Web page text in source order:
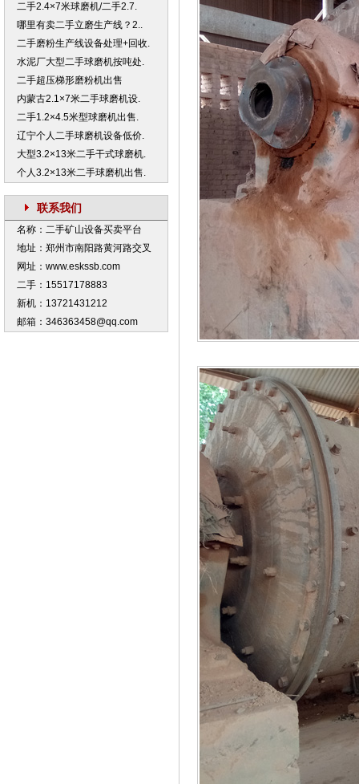
二手2.4×7米球磨机/二手2.7.
哪里有卖二手立磨生产线？2..
二手磨粉生产线设备处理+回收.
水泥厂大型二手球磨机按吨处.
二手超压梯形磨粉机出售
内蒙古2.1×7米二手球磨机设.
二手1.2×4.5米型球磨机出售.
辽宁个人二手球磨机设备低价.
大型3.2×13米二手干式球磨机.
个人3.2×13米二手球磨机出售.
联系我们
名称：二手矿山设备买卖平台
地址：郑州市南阳路黄河路交叉
网址：www.eskssb.com
二手：15517178883
新机：13721431212
邮箱：346363458@qq.com